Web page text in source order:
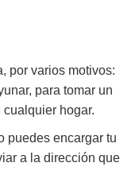
por varios motivos:
para tomar un
hogar.
puedes encargar tu
a la dirección que